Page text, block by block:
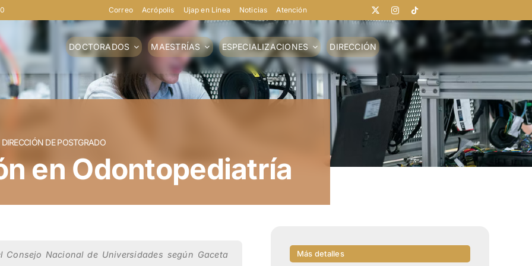
Correo Acrópolis Ujap en Línea Noticias Atención
DOCTORADOS MAESTRÍAS ESPECIALIZACIONES DIRECCIÓN
DIRECCIÓN DE POSTGRADO
en Odontopediatría
Nacional de Universidades según Gaceta
Más detalles